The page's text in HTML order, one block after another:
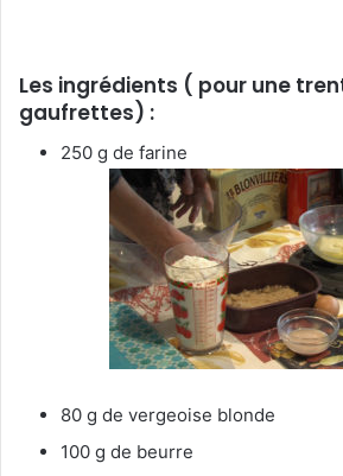
Les ingrédients ( pour une
gaufrettes) :
250 g de farine
80 g de vergeoise blonde
100 g de beurre